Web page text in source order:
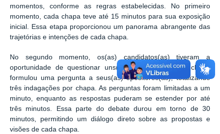
momentos, conforme as regras estabelecidas. No primeiro
momento, cada chapa teve até 15 minutos para sua exposição
inicial. Essa etapa proporcionou um panorama abrangente das
trajetórias e intenções de cada chapa.
No segundo momento, os(as) candidatos(as) tiveram a
oportunidade de questionar uns(as) outros(as). Cada chapa
formulou uma pergunta a seus(as) opositores(as), totalizando
três indagações por chapa. As perguntas foram limitadas a um
minuto, enquanto as respostas puderam se estender por até
três minutos. Essa parte do debate durou em torno de 30
minutos, permitindo um diálogo direto sobre as propostas e
visões de cada chapa.